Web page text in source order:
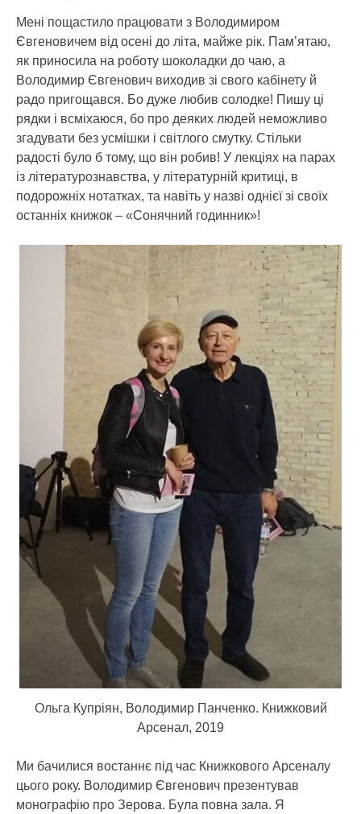
Мені пощастило працювати з Володимиром
Євгеновичем від осені до літа, майже рік. Пам’ятаю,
як приносила на роботу шоколадки до чаю, а
Володимир Євгенович виходив зі свого кабінету й
радо пригощався. Бо дуже любив солодке! Пишу ці
рядки і всміхаюся, бо про деяких людей неможливо
згадувати без усмішки і світлого смутку. Стільки
радості було б тому, що він робив! У лекціях на парах
із літературознавства, у літературній критиці, в
подорожніх нотатках, та навіть у назві однієї зі своїх
останніх книжок – «Сонячний годинник»!
Ольга Купріян, Володимир Панченко. Книжковий
Арсенал, 2019
Ми бачилися востаннє під час Книжкового Арсеналу
цього року. Володимир Євгенович презентував
монографію про Зерова. Була повна зала. Я